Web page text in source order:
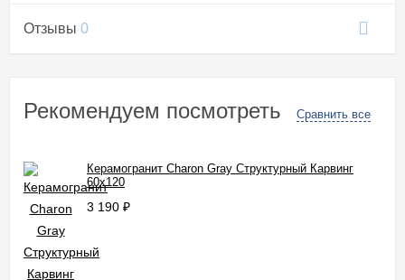
Отзывы 0
Рекомендуем посмотреть Сравнить все
Керамогранит Charon Gray Cтруктурный Карвинг
60x120
3 190 ₽